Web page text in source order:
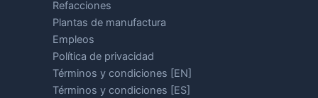
Refacciones
Plantas de manufactura
Empleos
Política de privacidad
Términos y condiciones [EN]
Términos y condiciones [ES]